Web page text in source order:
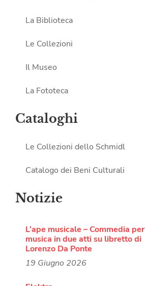
La Biblioteca
Le Collezioni
Il Museo
La Fototeca
Cataloghi
Le Collezioni dello Schmidl
Catalogo dei Beni Culturali
Notizie
L’ape musicale – Commedia per
musica in due atti su libretto di
Lorenzo Da Ponte
19 Giugno 2026